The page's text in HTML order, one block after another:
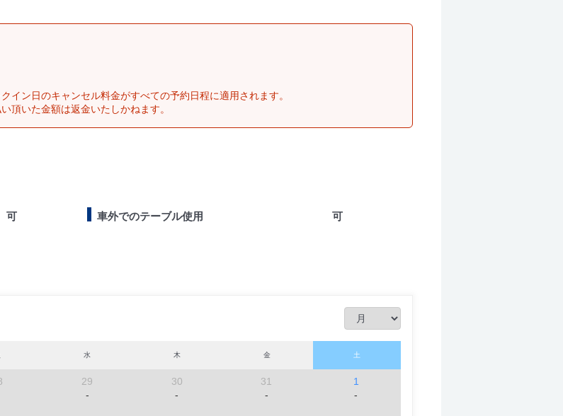
ン日のキャンセル料金がすべての予約日程に適用されます。
頂いた金額は返金いたしかねます。
可 車外でのテーブル使用 可
水 木 金 土
29
-
30
-
31
-
1
-